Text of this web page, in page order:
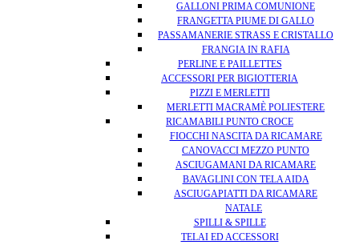
GALLONI PRIMA COMUNIONE
FRANGETTA PIUME DI GALLO
PASSAMANERIE STRASS E CRISTALLO
FRANGIA IN RAFIA
PERLINE E PAILLETTES
ACCESSORI PER BIGIOTTERIA
PIZZI E MERLETTI
MERLETTI MACRAMÈ POLIESTERE
RICAMABILI PUNTO CROCE
FIOCCHI NASCITA DA RICAMARE
CANOVACCI MEZZO PUNTO
ASCIUGAMANI DA RICAMARE
BAVAGLINI CON TELA AIDA
ASCIUGAPIATTI DA RICAMARE
NATALE
SPILLI & SPILLE
TELAI ED ACCESSORI